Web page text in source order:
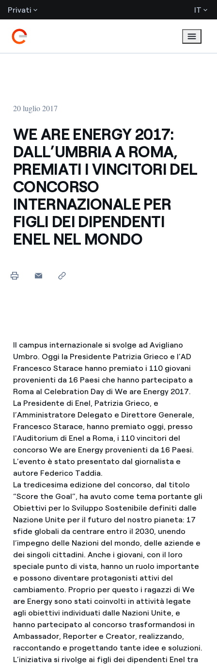
Privati IT
20 luglio 2017
WE ARE ENERGY 2017:
DALL’UMBRIA A ROMA,
PREMIATI I VINCITORI DEL
CONCORSO
INTERNAZIONALE PER
FIGLI DEI DIPENDENTI
ENEL NEL MONDO
Il campus internazionale si svolge ad Avigliano
Umbro. Oggi la Presidente Patrizia Grieco e l’AD
Francesco Starace hanno premiato i 110 giovani
provenienti da 16 Paesi che hanno partecipato a
Roma al Celebration Day di We are Energy 2017.
La Presidente di Enel, Patrizia Grieco, e
l’Amministratore Delegato e Direttore Generale,
Francesco Starace, hanno premiato oggi, presso
l'Auditorium di Enel a Roma, i 110 vincitori del
concorso We are Energy provenienti da 16 Paesi.
L’evento è stato presentato dal giornalista e
autore Federico Taddia.
La tredicesima edizione del concorso, dal titolo
“Score the Goal”, ha avuto come tema portante gli
Obiettivi per lo Sviluppo Sostenibile definiti dalle
Nazione Unite per il futuro del nostro pianeta: 17
sfide globali da centrare entro il 2030, unendo
l’impegno delle Nazioni del mondo, delle aziende e
dei singoli cittadini. Anche i giovani, con il loro
speciale punto di vista, hanno un ruolo importante
e possono diventare protagonisti attivi del
cambiamento. Proprio per questo i ragazzi di We
are Energy sono stati coinvolti in attività legate
agli obiettivi individuati dalle Nazioni Unite, e
hanno partecipato al concorso trasformandosi in
Ambassador, Reporter e Creator, realizzando,
raccontando e progettando tante idee e soluzioni.
L’iniziativa si rivolge ai figli dei dipendenti Enel tra